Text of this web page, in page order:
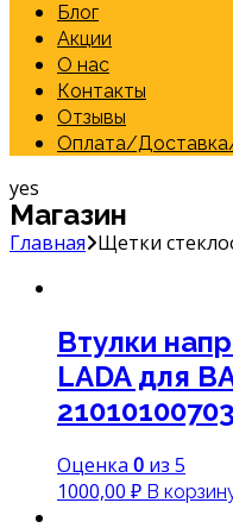
Блог
Акции
О нас
Контакты
Отзывы
Оплата/
yes
Магазин
Главная Щетки
Втулки
LADA для
Оценка 0 из 5
1000,00 ₽ В